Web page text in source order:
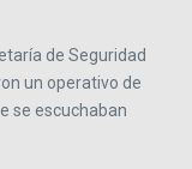
de Seguridad
un operativo de
se escuchaban